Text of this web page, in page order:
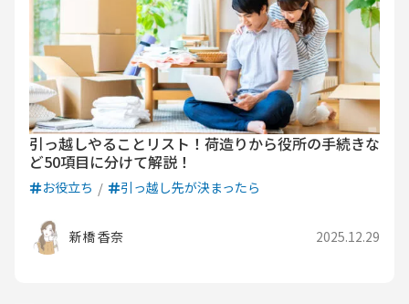
引っ越しやることリスト！荷造りから役所の手続きな
ど50項目に分けて解説！
お役立ち 引っ越し先が決まったら
新橋 香奈 2025.12.29